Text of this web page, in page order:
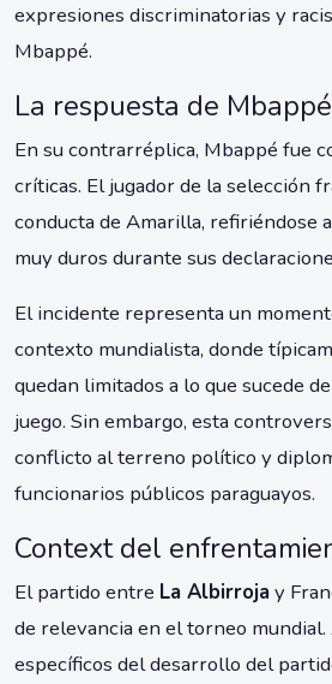
expresiones discriminatorias y
Mbappé.
La respuesta de Mbappé
En su contrarréplica, Mbappé fue
críticas. El jugador de la selección
conducta de Amarilla, refiriéndose
muy duros durante sus
El incidente representa un
contexto mundialista, donde
quedan limitados a lo que sucede
juego. Sin embargo, esta
conflicto al terreno político y
funcionarios públicos paraguayos.
Context del
El partido entre La Albirrojay
de relevancia en el torneo
específicos del desarrollo del